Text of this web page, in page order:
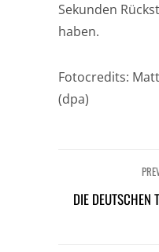
Sekunden
haben.
Fotocredits:
(dpa)
DIE DEUTSCHEN